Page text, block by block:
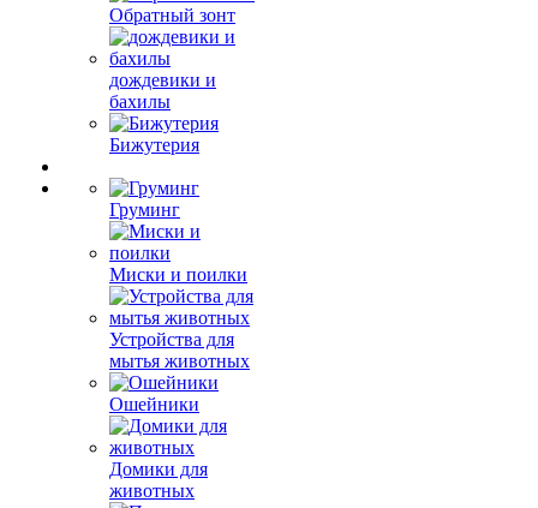
Обратный зонт
дождевики и
бахилы
Бижутерия
Груминг
Миски и поилки
Устройства для
мытья животных
Ошейники
Домики для
животных